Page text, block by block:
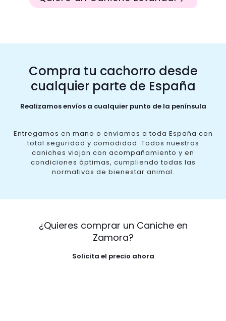
Compra tu cachorro desde
cualquier parte de España
Realizamos envíos a cualquier punto de la península
Entregamos en mano o enviamos a toda España con
total seguridad y comodidad. Todos nuestros
caniches viajan con acompañamiento y en
condiciones óptimas, cumpliendo todas las
normativas de bienestar animal.
¿Quieres comprar un Caniche en
Zamora?
Solicita el precio ahora